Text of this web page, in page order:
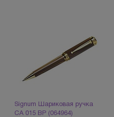
Signum Шариковая ручка
CA 015 BP (064964)